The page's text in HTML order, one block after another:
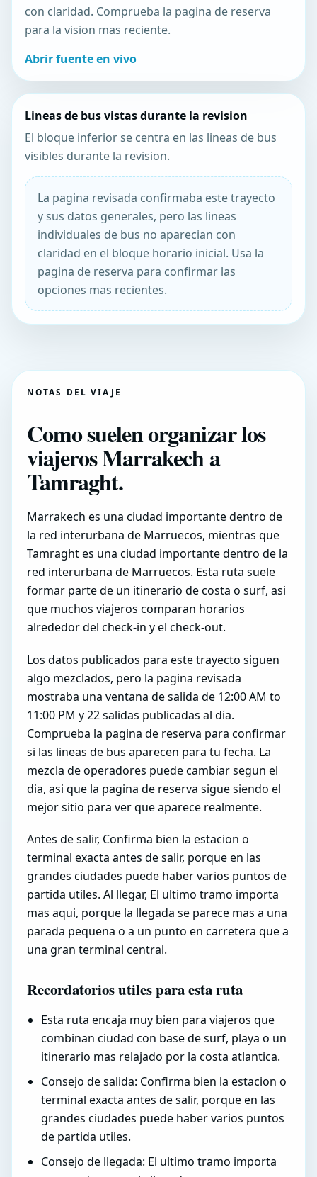
con claridad. Comprueba la pagina de reserva
para la vision mas reciente.
Abrir fuente en vivo
Lineas de bus vistas durante la revision
El bloque inferior se centra en las lineas de bus
visibles durante la revision.
La pagina revisada confirmaba este trayecto
y sus datos generales, pero las lineas
individuales de bus no aparecian con
claridad en el bloque horario inicial. Usa la
pagina de reserva para confirmar las
opciones mas recientes.
NOTAS DEL VIAJE
Como suelen organizar los
viajeros Marrakech a
Tamraght.
Marrakech es una ciudad importante dentro de
la red interurbana de Marruecos, mientras que
Tamraght es una ciudad importante dentro de la
red interurbana de Marruecos. Esta ruta suele
formar parte de un itinerario de costa o surf, asi
que muchos viajeros comparan horarios
alrededor del check-in y el check-out.
Los datos publicados para este trayecto siguen
algo mezclados, pero la pagina revisada
mostraba una ventana de salida de 12:00 AM to
11:00 PM y 22 salidas publicadas al dia.
Comprueba la pagina de reserva para confirmar
si las lineas de bus aparecen para tu fecha. La
mezcla de operadores puede cambiar segun el
dia, asi que la pagina de reserva sigue siendo el
mejor sitio para ver que aparece realmente.
Antes de salir, Confirma bien la estacion o
terminal exacta antes de salir, porque en las
grandes ciudades puede haber varios puntos de
partida utiles. Al llegar, El ultimo tramo importa
mas aqui, porque la llegada se parece mas a una
parada pequena o a un punto en carretera que a
una gran terminal central.
Recordatorios utiles para esta ruta
Esta ruta encaja muy bien para viajeros que
combinan ciudad con base de surf, playa o un
itinerario mas relajado por la costa atlantica.
Consejo de salida: Confirma bien la estacion o
terminal exacta antes de salir, porque en las
grandes ciudades puede haber varios puntos
de partida utiles.
Consejo de llegada: El ultimo tramo importa